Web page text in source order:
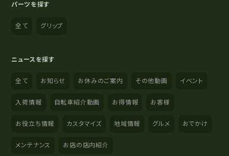
パーツを探す
全て グリップ
ニュースを探す
全て お知らせ お休みのご案内 その他動画 イベント
入荷情報 自転車紹介動画 お得情報 お客様
お役立ち情報 カスタマイズ 地域情報 グルメ おでかけ
メンテナンス お店の店内紹介